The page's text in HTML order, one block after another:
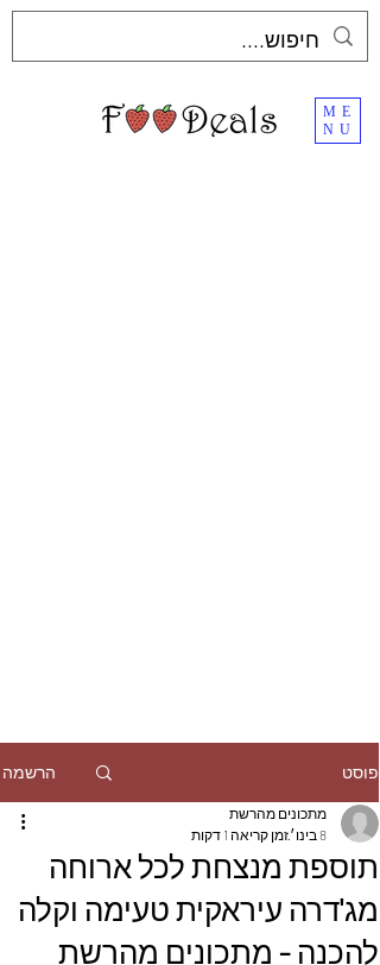
ME
NU
פוסט הרשמה
תוספת מנצחת לכל ארוחה
מג'דרה עיראקית טעימה וקלה
להכנה - מתכונים מהרשת
מתכונים מהרשת
8 בינו׳
זמן קריאה 1 דקות